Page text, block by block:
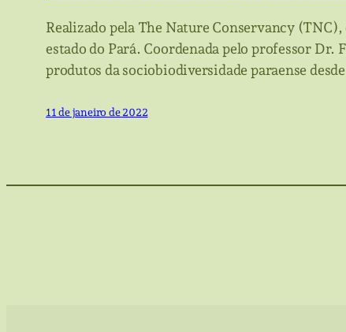
Realizado pela The Nature Conservancy
estado do Pará. Coordenada pelo professor Dr.
produtos da sociobiodiversidade paraense
11 de janeiro de 2022